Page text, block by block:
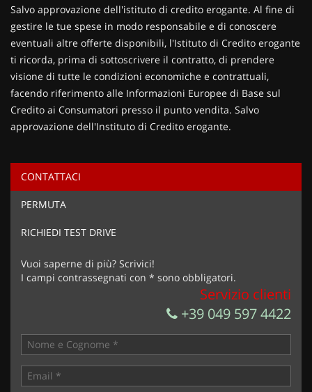
Ho letto e accettol'informativa privacy*
Acconsento al trattamento dei miei dati per finalità di
Invia la tua richiesta
Salvo approvazione dell'istituto di credito erogante. Al fine di
gestire le tue spese in modo responsabile e di conoscere
eventuali altre offerte disponibili, l'Istituto di Credito erogante
ti ricorda, prima di sottoscrivere il contratto, di prendere
visione di tutte le condizioni economiche e contrattuali,
facendo riferimento alle Informazioni Europee di Base sul
Credito ai Consumatori presso il punto vendita. Salvo
approvazione dell'Instituto di Credito erogante.
CONTATTACI
PERMUTA
RICHIEDI TEST DRIVE
Vuoi saperne di più? Scrivici!
I campi contrassegnati con * sono obbligatori.
Servizio clienti
+39 049 597 4422